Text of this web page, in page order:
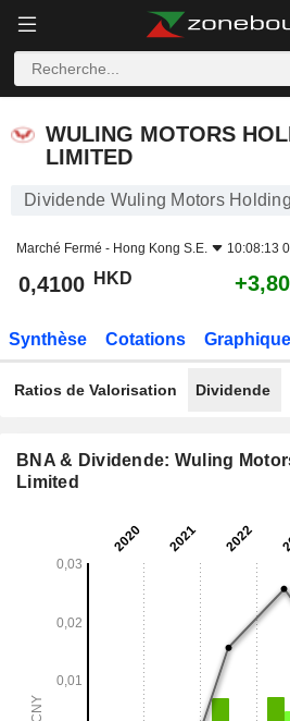
WULING MOTORS
LIMITED
Dividende Wuling Motors
Marché Fermé - Hong Kong S.E. 10:08:13
0,4100 HKD
Synthèse Cotations
Ratios de Valorisation Dividende
BNA & Dividende: Wuling
Limited